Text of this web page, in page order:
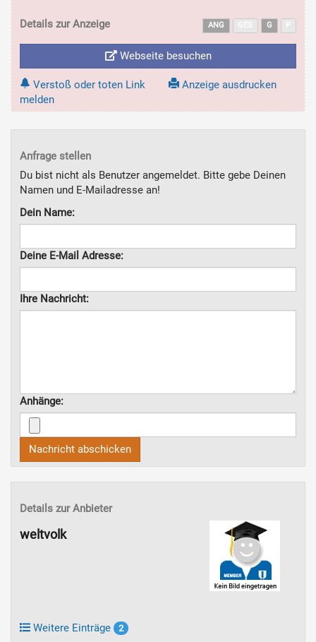
Details zur Anzeige ANG G
Webseite besuchen
Verstoß oder toten Link
melden
Anzeige ausdrucken
Anfrage stellen
Du bist nicht als Benutzer angemeldet. Bitte gebe Deinen
Namen und E-Mailadresse an!
Dein Name:
Deine E-Mail Adresse:
Ihre Nachricht:
Anhänge:
Nachricht abschicken
Details zur Anbieter
weltvolk
Weitere Einträge 2